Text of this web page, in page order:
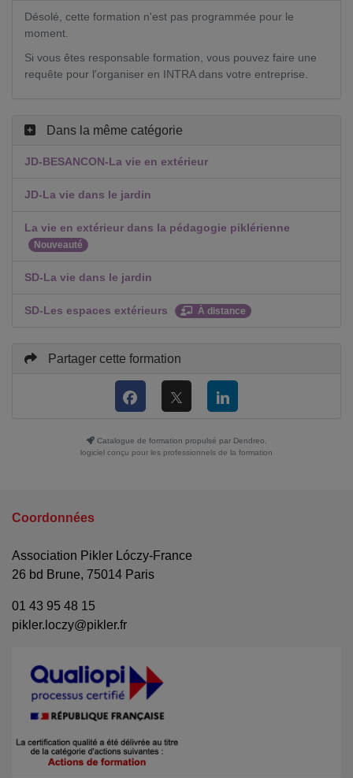
Désolé, cette formation n'est pas programmée pour le
moment.
Si vous êtes responsable formation, vous pouvez faire une
requête pour l'organiser en INTRA dans votre entreprise.
Dans la même catégorie
JD-BESANCON-La vie en extérieur
JD-La vie dans le jardin
La vie en extérieur dans la pédagogie piklérienne
Nouveauté
SD-La vie dans le jardin
SD-Les espaces extérieurs À distance
Partager cette formation
Catalogue de formation propulsé par Dendreo,
logiciel conçu pour les professionnels de la formation
Coordonnées
Association Pikler Lóczy-France
26 bd Brune, 75014 Paris
01 43 95 48 15
pikler.loczy@pikler.fr